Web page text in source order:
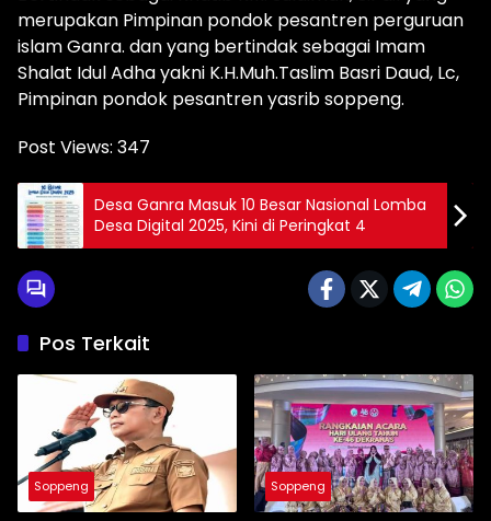
merupakan Pimpinan pondok pesantren perguruan
islam Ganra. dan yang bertindak sebagai Imam
Shalat Idul Adha yakni K.H.Muh.Taslim Basri Daud, Lc,
Pimpinan pondok pesantren yasrib soppeng.
Post Views: 347
Desa Ganra Masuk 10 Besar Nasional Lomba
Desa Digital 2025, Kini di Peringkat 4
Pos Terkait
Soppeng Soppeng